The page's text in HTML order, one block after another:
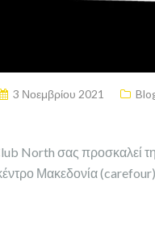
3 Νοεμβρίου 2021
North σας προσκαλεί
Μακεδονία